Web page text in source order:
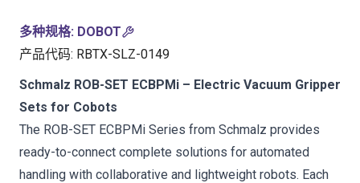
多种规格: DOBOT
产品代码: RBTX-SLZ-0149
Schmalz ROB-SET ECBPMi – Electric Vacuum Gripper
Sets for Cobots
The ROB-SET ECBPMi Series from Schmalz provides
ready-to-connect complete solutions for automated
handling with collaborative and lightweight robots. Each